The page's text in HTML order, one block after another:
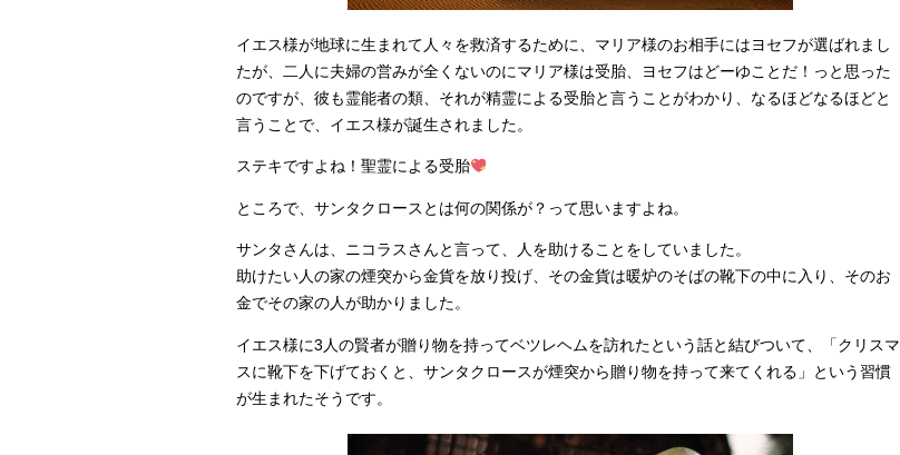
イエス様が地球に生まれて人々を救済するために、マリア様のお相手にはヨセフが選ばれまし
たが、二人に夫婦の営みが全くないのにマリア様は受胎、ヨセフはどーゆことだ！っと思った
のですが、彼も霊能者の類、それが精霊による受胎と言うことがわかり、なるほどなるほどと
言うことで、イエス様が誕生されました。
ステキですよね！聖霊による受胎
ところで、サンタクロースとは何の関係が？って思いますよね。
サンタさんは、ニコラスさんと言って、人を助けることをしていました。
助けたい人の家の煙突から金貨を放り投げ、その金貨は暖炉のそばの靴下の中に入り、そのお
金でその家の人が助かりました。
イエス様に3人の賢者が贈り物を持ってベツレヘムを訪れたという話と結びついて、「クリスマ
スに靴下を下げておくと、サンタクロースが煙突から贈り物を持って来てくれる」という習慣
が生まれたそうです。